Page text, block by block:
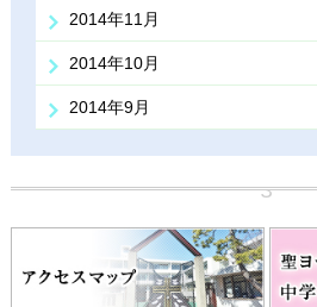
2014年11月
2014年10月
2014年9月